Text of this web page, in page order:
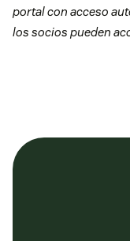
portal con acceso
los socios pueden